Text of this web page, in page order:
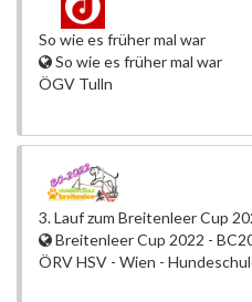
So wie es früher mal war
So wie es früher mal war
ÖGV Tulln
3. Lauf zum Breitenleer Cup
Breitenleer Cup 2022 -
ÖRV HSV - Wien -